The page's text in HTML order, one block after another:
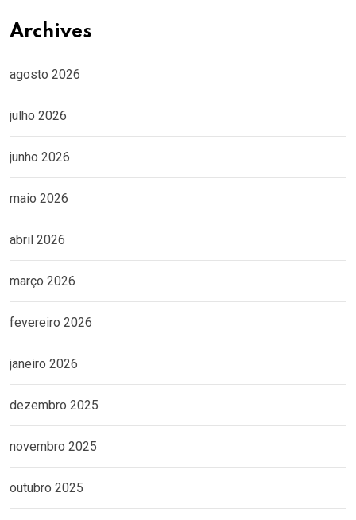
Archives
agosto 2026
julho 2026
junho 2026
maio 2026
abril 2026
março 2026
fevereiro 2026
janeiro 2026
dezembro 2025
novembro 2025
outubro 2025